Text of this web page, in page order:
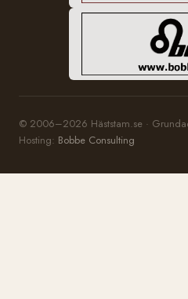
© 2006–2026 Häststam.se ·
Hosting: Bobbe Consulting